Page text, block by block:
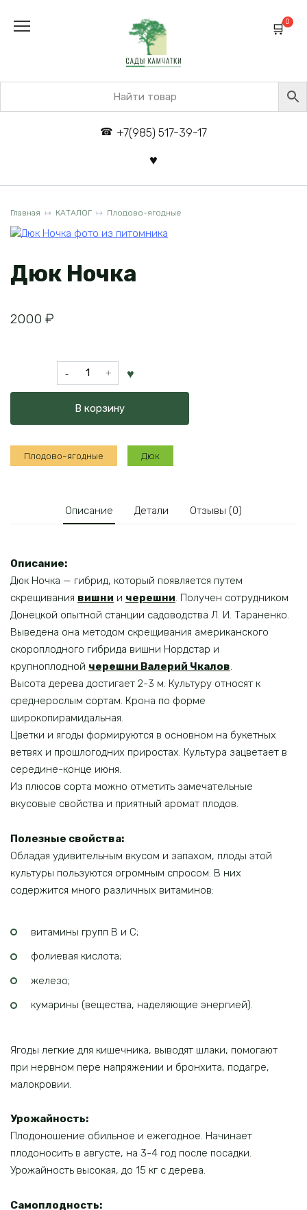
+7(985) 517-39-17
0
Главная КАТАЛОГ Плодово-ягодные
Дюк Ночка
2000 ₽
Количество
товара
НочкаВ корзину
Плодово-ягодные Дюк
Описание Детали Отзывы (0)
Описание:
Дюк Ночка — гибрид, который появляется путем
скрещивания вишни и черешни. Получен сотрудником
Донецкой опытной станции садоводства Л. И. Тараненко.
Выведена она методом скрещивания американского
скороплодного гибрида вишни Нордстар и
крупноплодной черешни Валерий Чкалов.
Высота дерева достигает 2-3 м. Культуру относят к
среднерослым сортам. Крона по форме
широкопирамидальная.
Цветки и ягоды формируются в основном на букетных
ветвях и прошлогодних приростах. Культура зацветает в
середине-конце июня.
Из плюсов сорта можно отметить замечательные
вкусовые свойства и приятный аромат плодов.
Полезные свойства:
Обладая удивительным вкусом и запахом, плоды этой
культуры пользуются огромным спросом. В них
содержится много различных витаминов:
витамины групп В и C;
фолиевая кислота;
железо;
кумарины (вещества, наделяющие энергией).
Ягоды легкие для кишечника, выводят шлаки, помогают
при нервном пере напряжении и бронхита, подагре,
малокровии.
Урожайность:
Плодоношение обильное и ежегодное. Начинает
плодоносить в августе, на 3-4 год после посадки.
Урожайность высокая, до 15 кг с дерева.
Самоплодность: